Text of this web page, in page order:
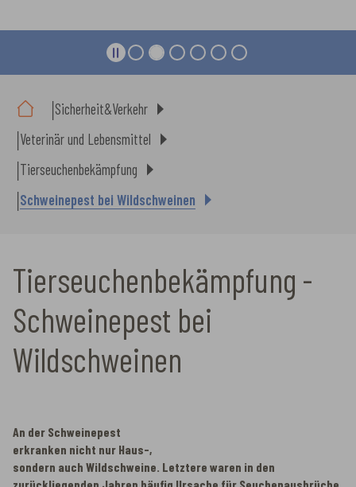
Sicherheit&Verkehr
Veterinär und Lebensmittel
Tierseuchenbekämpfung
Schweinepest bei Wildschweinen
Tierseuchenbekämpfung -
Schweinepest bei
Wildschweinen
An der Schweinepest
erkranken nicht nur Haus-,
sondern auch